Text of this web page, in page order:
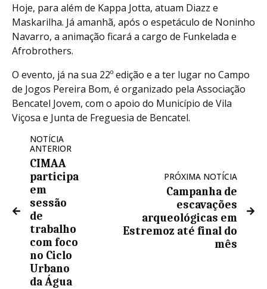
Hoje, para além de Kappa Jotta, atuam Diazz e
Maskarilha. Já amanhã, após o espetáculo de Noninho
Navarro, a animação ficará a cargo de Funkelada e
Afrobrothers.
O evento, já na sua 22º edição e a ter lugar no Campo
de Jogos Pereira Bom, é organizado pela Associação
Bencatel Jovem, com o apoio do Município de Vila
Viçosa e Junta de Freguesia de Bencatel.
NOTÍCIA
ANTERIOR
CIMAA
participa
em
sessão
de
trabalho
com foco
no Ciclo
Urbano
da Água
PRÓXIMA NOTÍCIA
Campanha de
escavações
arqueológicas em
Estremoz até final do
mês